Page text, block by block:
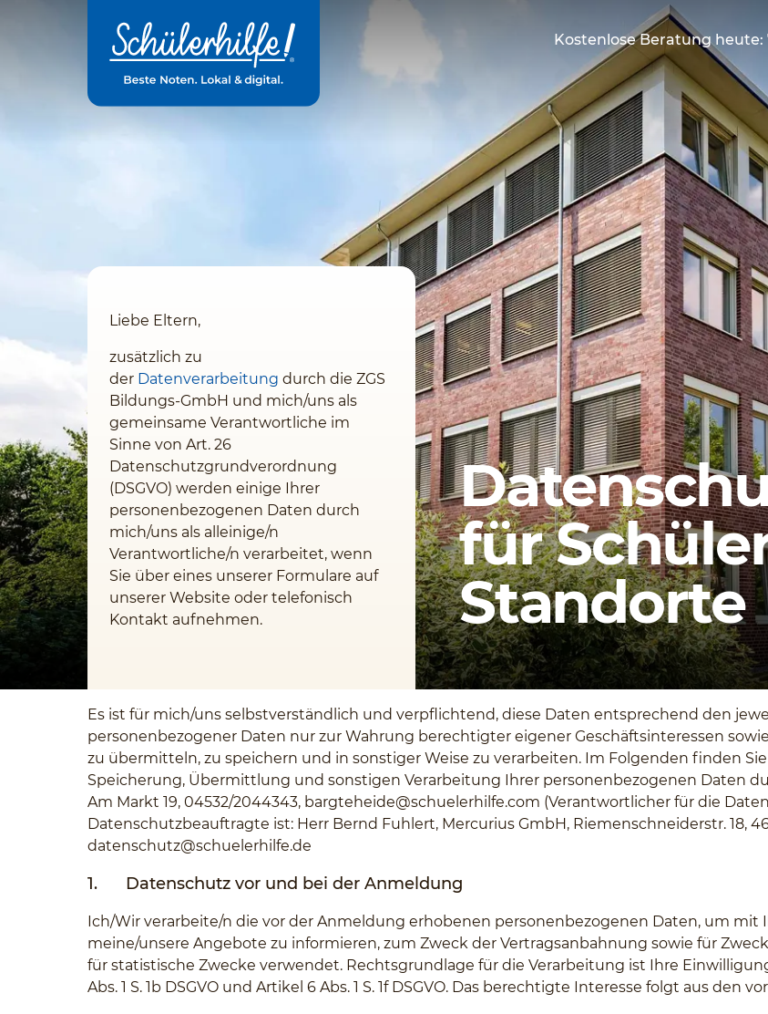
Kostenlose Beratung heute:
für
Standorte
Liebe Eltern,
zusätzlich zu
der Datenverarbeitung durch die ZGS
Bildungs-GmbH und mich/uns als
gemeinsame Verantwortliche im
Sinne von Art. 26
Datenschutzgrundverordnung
(DSGVO) werden einige Ihrer
personenbezogenen Daten durch
mich/uns als alleinige/n
Verantwortliche/n verarbeitet, wenn
Sie über eines unserer Formulare auf
unserer Website oder telefonisch
Kontakt aufnehmen.
Es ist für mich/uns selbstverständlich und verpflichtend, diese Daten entsprechend den
personenbezogener Daten nur zur Wahrung berechtigter eigener Geschäftsinteressen
zu übermitteln, zu speichern und in sonstiger Weise zu verarbeiten. Im Folgenden finden
Speicherung, Übermittlung und sonstigen Verarbeitung Ihrer personenbezogenen Daten
Am Markt 19, 04532/2044343, bargteheide@schuelerhilfe.com (Verantwortlicher für die
Datenschutzbeauftragte ist: Herr Bernd Fuhlert, Mercurius GmbH, Riemenschneiderstr. 18,
datenschutz@schuelerhilfe.de
1. Datenschutz vor und bei der Anmeldung
Ich/Wir verarbeite/n die vor der Anmeldung erhobenen personenbezogenen Daten, um mit
meine/unsere Angebote zu informieren, zum Zweck der Vertragsanbahnung sowie für
für statistische Zwecke verwendet. Rechtsgrundlage für die Verarbeitung ist Ihre Einwilligung
Abs. 1 S. 1b DSGVO und Artikel 6 Abs. 1 S. 1f DSGVO. Das berechtigte Interesse folgt aus den